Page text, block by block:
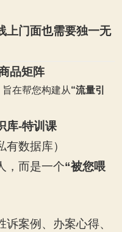
上门面也需要独一无
品矩阵
在帮您构建从“流量引
库-特训课
有数据库）
，而是一个“被您喂
案例、办案心得、